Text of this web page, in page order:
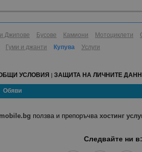
Джипове Бусове Камиони Мотоциклети
Гуми и джанти Купува Услуги
УСЛОВИЯ | ЗАЩИТА НА ЛИЧНИТЕ
Обяви
mobile.bg ползва и препоръчвахостинг
Следвайте ни в: